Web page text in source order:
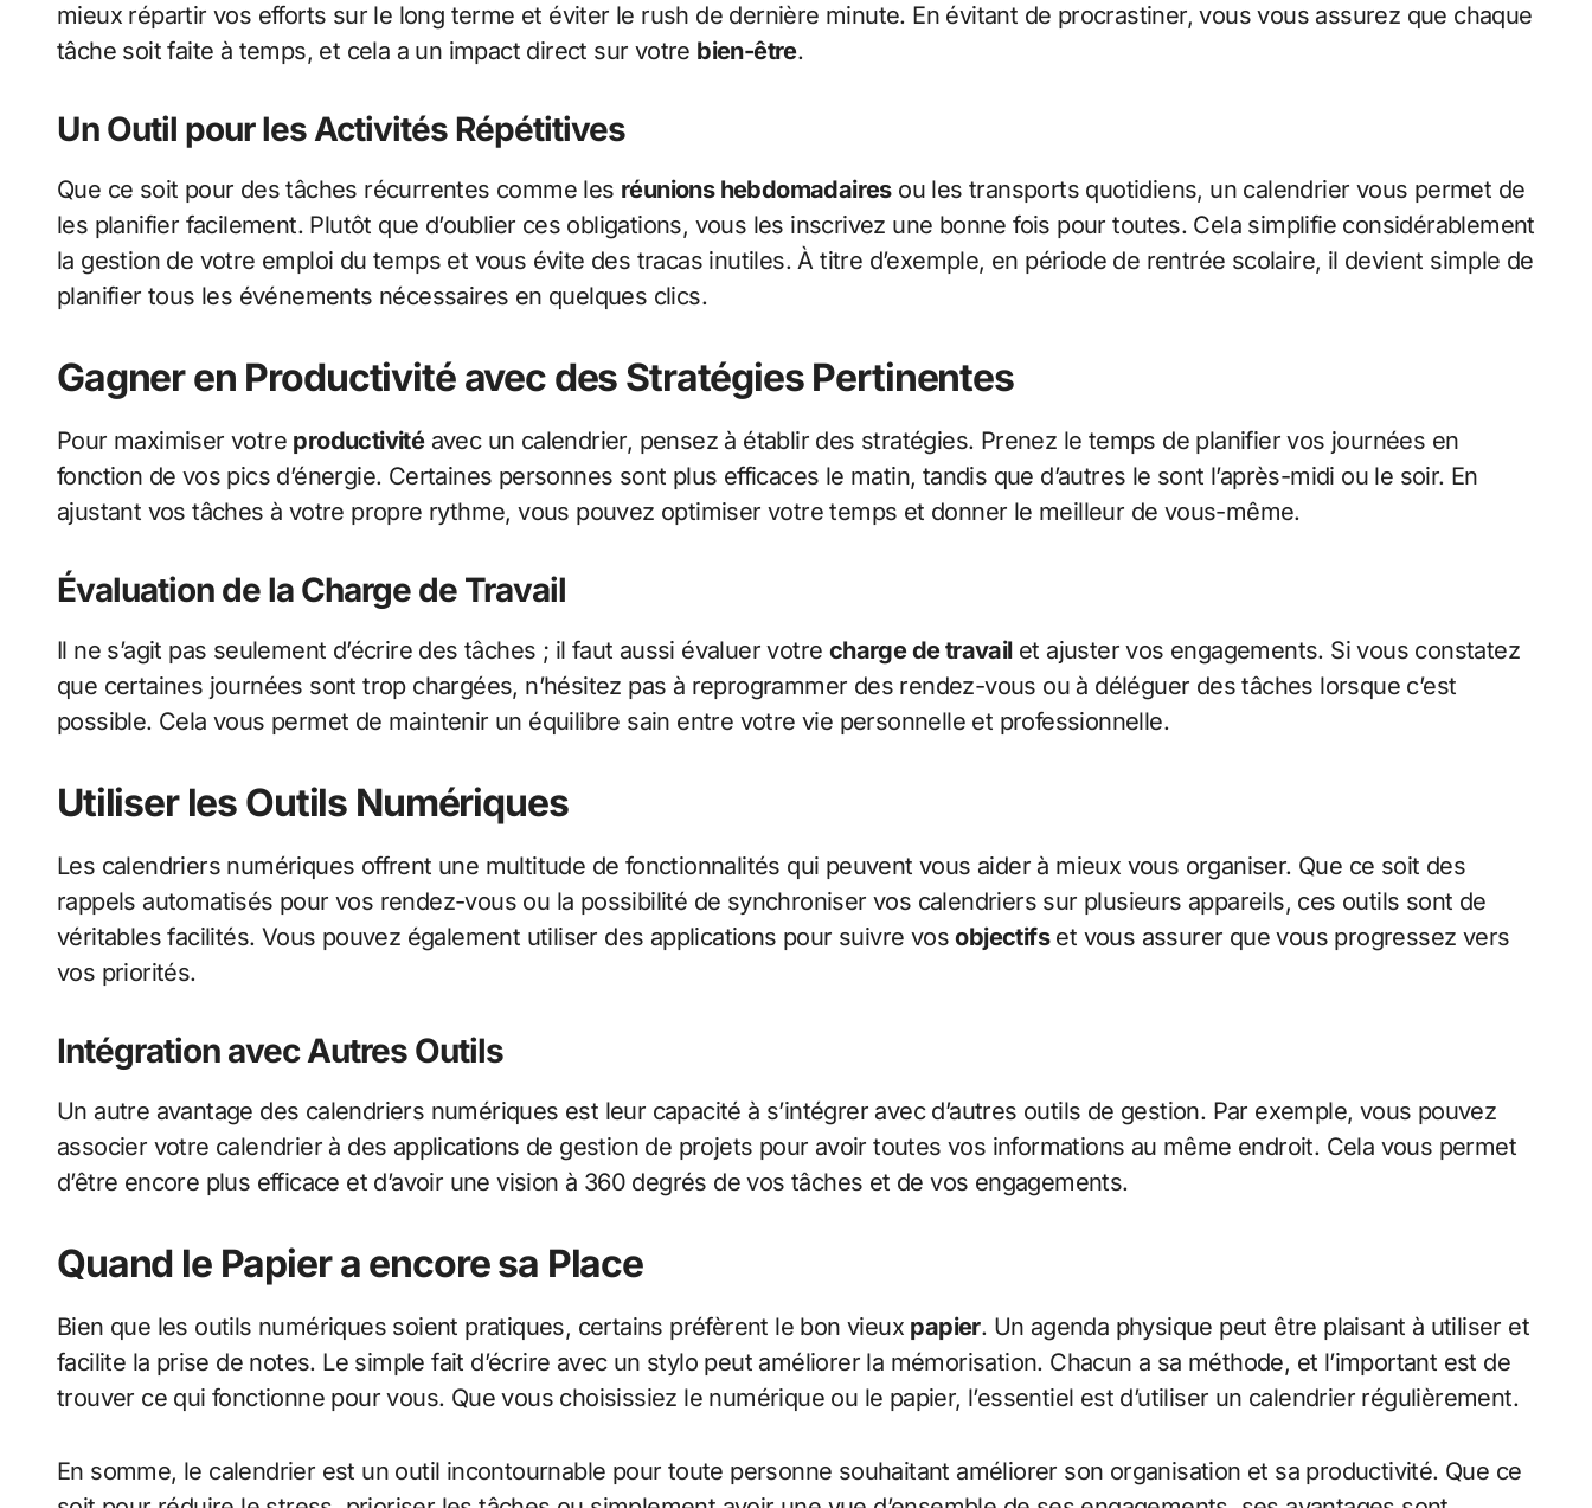
mieux répartir vos efforts sur le long terme et éviter le rush de dernière minute. En évitant de procrastiner, vous vous assurez que chaque
tâche soit faite à temps, et cela a un impact direct sur votre bien-être.
Un Outil pour les Activités Répétitives
Que ce soit pour des tâches récurrentes comme les réunions hebdomadairesou les transports quotidiens, un calendrier vous permet de
les planifier facilement. Plutôt que d’oublier ces obligations, vous les inscrivez une bonne fois pour toutes. Cela simplifie considérablement
la gestion de votre emploi du temps et vous évite des tracas inutiles. À titre d’exemple, en période de rentrée scolaire, il devient simple de
planifier tous les événements nécessaires en quelques clics.
Gagner en Productivité avec des Stratégies Pertinentes
Pour maximiser votre productivitéavec un calendrier, pensez à établir des stratégies. Prenez le temps de planifier vos journées en
fonction de vos pics d’énergie. Certaines personnes sont plus efficaces le matin, tandis que d’autres le sont l’après-midi ou le soir. En
ajustant vos tâches à votre propre rythme, vous pouvez optimiser votre temps et donner le meilleur de vous-même.
Évaluation de la Charge de Travail
Il ne s’agit pas seulement d’écrire des tâches ; il faut aussi évaluer votre charge de travailet ajuster vos engagements. Si vous constatez
que certaines journées sont trop chargées, n’hésitez pas à reprogrammer des rendez-vous ou à déléguer des tâches lorsque c’est
possible. Cela vous permet de maintenir un équilibre sain entre votre vie personnelle et professionnelle.
Utiliser les Outils Numériques
Les calendriers numériques offrent une multitude de fonctionnalités qui peuvent vous aider à mieux vous organiser. Que ce soit des
rappels automatisés pour vos rendez-vous ou la possibilité de synchroniser vos calendriers sur plusieurs appareils, ces outils sont de
véritables facilités. Vous pouvez également utiliser des applications pour suivre vosobjectifset vous assurer que vous progressez vers
vos priorités.
Intégration avec Autres Outils
Un autre avantage des calendriers numériques est leur capacité à s’intégrer avec d’autres outils de gestion. Par exemple, vous pouvez
associer votre calendrier à des applications de gestion de projets pour avoir toutes vos informations au même endroit. Cela vous permet
d’être encore plus efficace et d’avoir une vision à 360 degrés de vos tâches et de vos engagements.
Quand le Papier a encore sa Place
Bien que les outils numériques soient pratiques, certains préfèrent le bon vieux papier. Un agenda physique peut être plaisant à utiliser et
facilite la prise de notes. Le simple fait d’écrire avec un stylo peut améliorer la mémorisation. Chacun a sa méthode, et l’important est de
trouver ce qui fonctionne pour vous. Que vous choisissiez le numérique ou le papier, l’essentiel est d’utiliser un calendrier régulièrement.
En somme, le calendrier est un outil incontournable pour toute personne souhaitant améliorer son organisation et sa productivité. Que ce